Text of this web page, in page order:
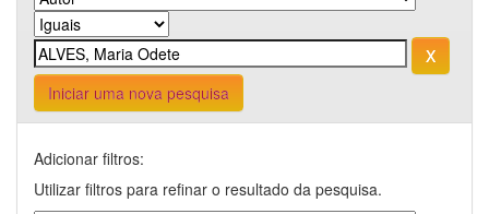
Iniciar uma nova pesquisa
Adicionar filtros:
Utilizar filtros para refinar o resultado da pesquisa.